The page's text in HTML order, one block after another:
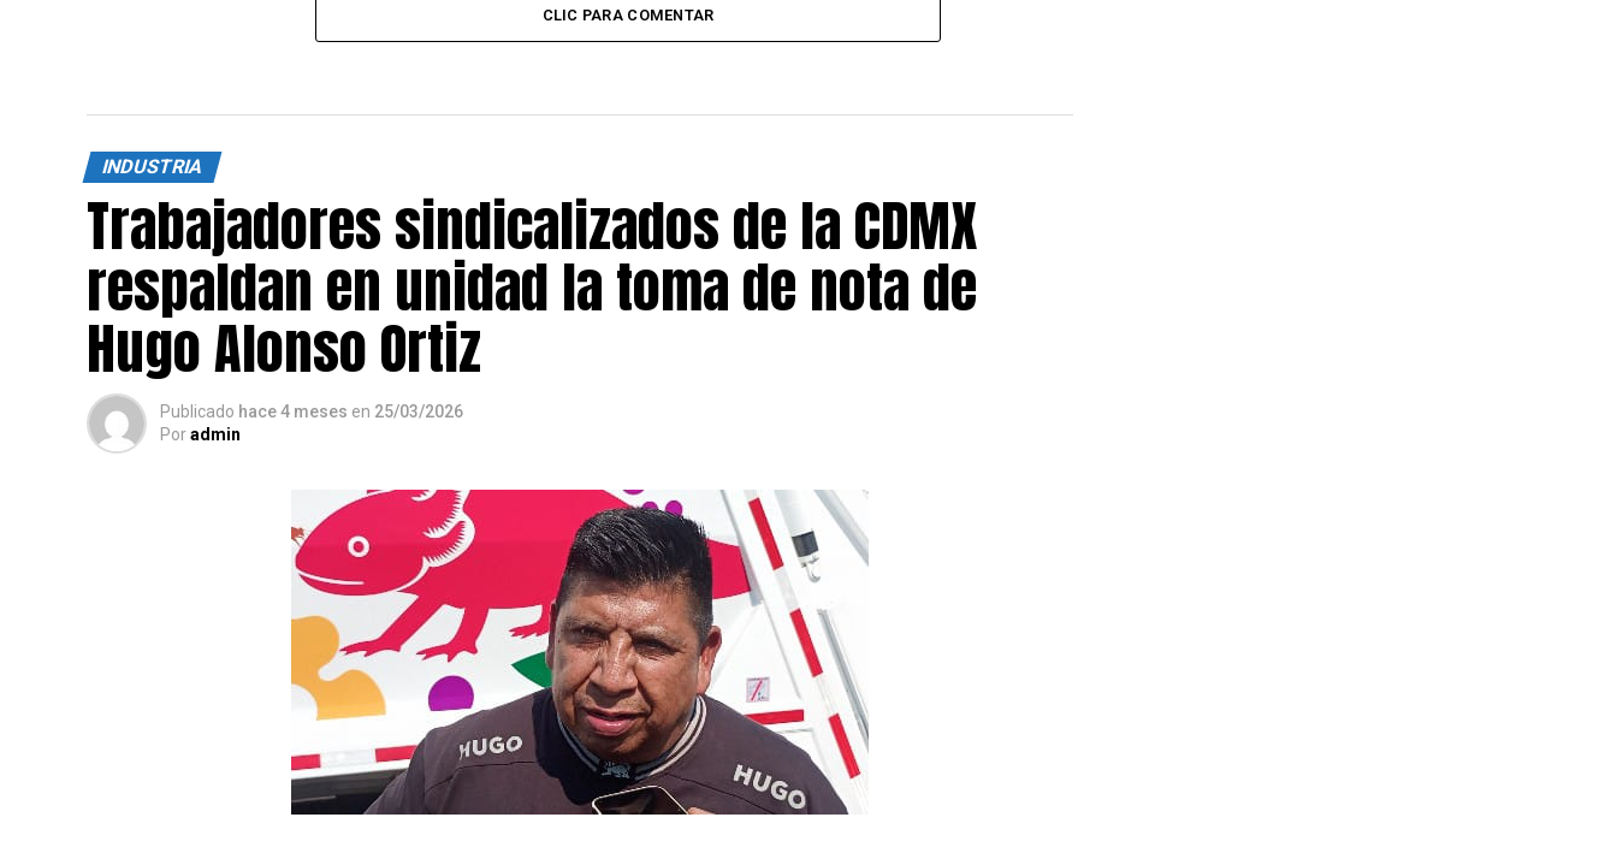
CLIC PARA COMENTAR
INDUSTRIA
Trabajadores sindicalizados de la CDMX
respaldan en unidad la toma de nota de
Hugo Alonso Ortiz
Publicado hace 4 meses en 25/03/2026
Poradmin